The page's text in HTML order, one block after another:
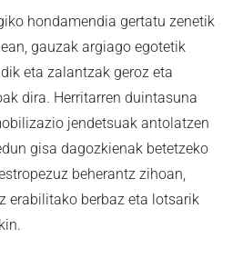
hondamendia gertatu zenetik
gauzak argiago egotetik
eta zalantzak geroz eta
dira. Herritarren duintasuna
jendetsuak antolatzen
gisa dagozkienak betetzeko
beherantz zihoan,
erabilitako berbaz eta lotsarik